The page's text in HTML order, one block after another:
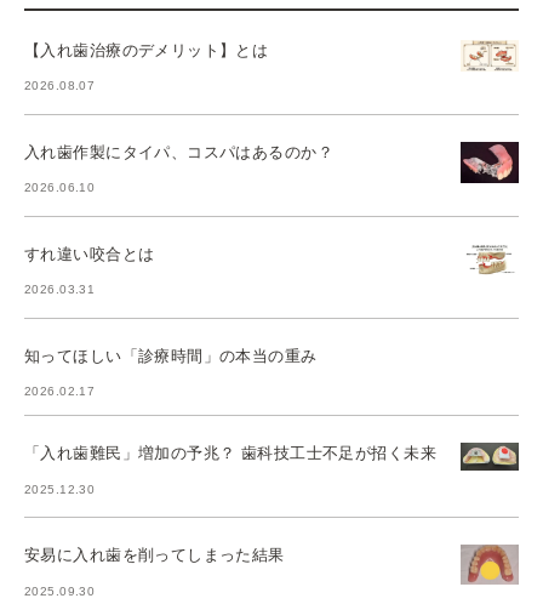
【入れ歯治療のデメリット】とは
2026.08.07
入れ歯作製にタイパ、コスパはあるのか？
2026.06.10
すれ違い咬合とは
2026.03.31
知ってほしい「診療時間」の本当の重み
2026.02.17
「入れ歯難民」増加の予兆？ 歯科技工士不足が招く未来
2025.12.30
安易に入れ歯を削ってしまった結果
2025.09.30